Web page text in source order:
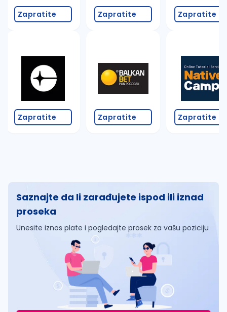
Zapratite
Zapratite
Zapratite
Zapratite
Zapratite
Zapratite
Saznajte da li zarađujete ispod ili iznad
proseka
Unesite iznos plate i pogledajte prosek za vašu poziciju